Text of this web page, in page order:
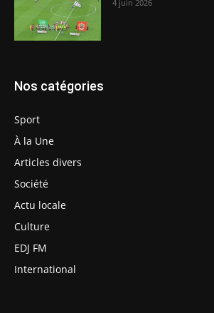
4 juin 2026
Nos catégories
Sport
À la Une
Articles divers
Société
Actu locale
Culture
EDJ FM
International